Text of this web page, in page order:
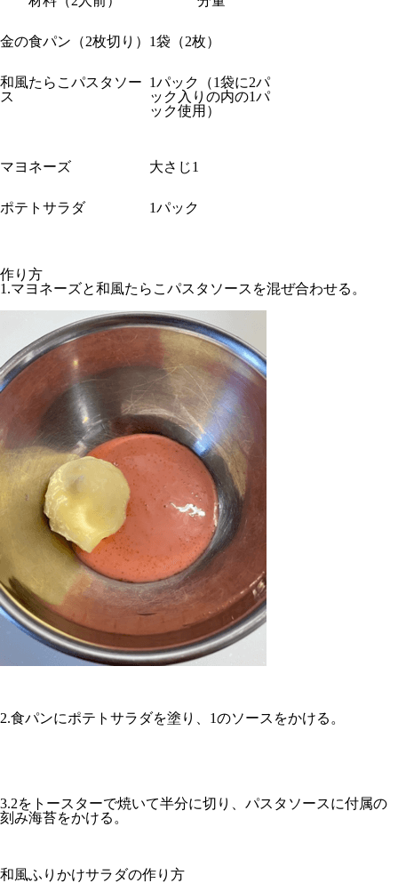
金の食パン（2枚切り） 1袋（2枚）
和風たらこパスタソー
ス
1パック（1袋に2パ
ック入りの内の1パ
ック使用）
マヨネーズ 大さじ1
ポテトサラダ 1パック
作り方
1.マヨネーズと和風たらこパスタソースを混ぜ合わせる。
2.食パンにポテトサラダを塗り、1のソースをかける。
3.2をトースターで焼いて半分に切り、パスタソースに付属の
刻み海苔をかける。
和風ふりかけサラダの作り方